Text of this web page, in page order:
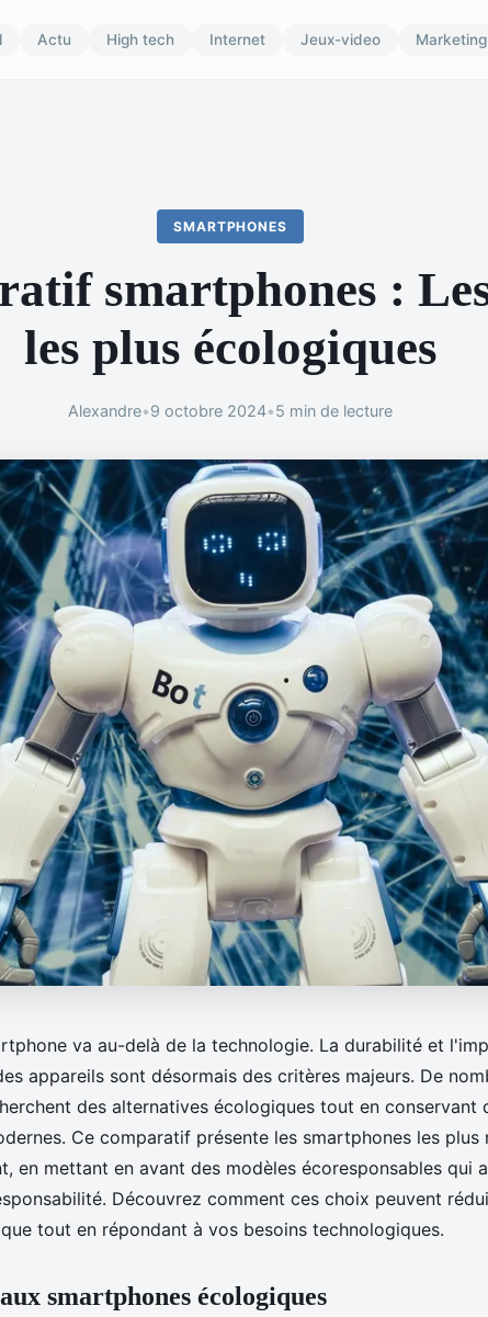
Actu High tech Internet Jeux-video Marketing
SMARTPHONES
smartphones :
les plus écologiques
Alexandre•9 octobre 2024•5 min de lecture
va au-delà de la technologie. La durabilité et
appareils sont désormais des critères majeurs. De
des alternatives écologiques tout en conservant
Ce comparatif présente les smartphones les plus
en mettant en avant des modèles écoresponsables qui
Découvrez comment ces choix peuvent
tout en répondant à vos besoins technologiques.
smartphones écologiques